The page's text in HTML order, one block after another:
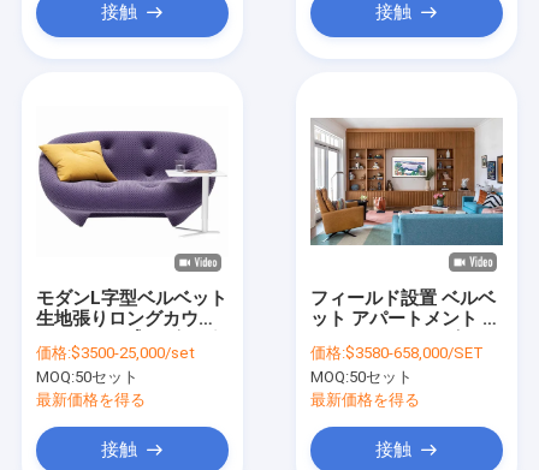
接触 接触
モダンL字型ベルベット
生地張りロングカウチ
ルーム用セクショナル
ソファ
価格:$3500-25,000/set
MOQ:50セット
最新価格を得る
接触
フィールド設置 ベルベ
ット アパートメント ソ
た省スペース家具 小さ
なアパート向け
価格:$3580-658,000/SET
MOQ:50セット
最新価格を得る
接触